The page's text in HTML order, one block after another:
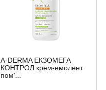
A-DERMA ЕКЗОМЕГА
КОНТРОЛ крем-емолент
пом'...